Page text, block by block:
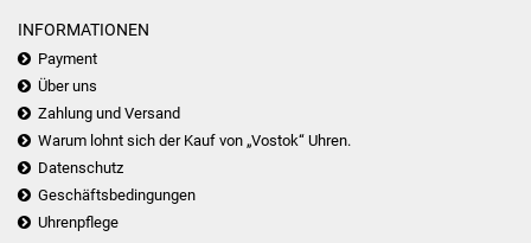
INFORMATIONEN
Payment
Über uns
Zahlung und Versand
Warum lohnt sich der Kauf von „Vostok“ Uhren.
Datenschutz
Geschäftsbedingungen
Uhrenpflege